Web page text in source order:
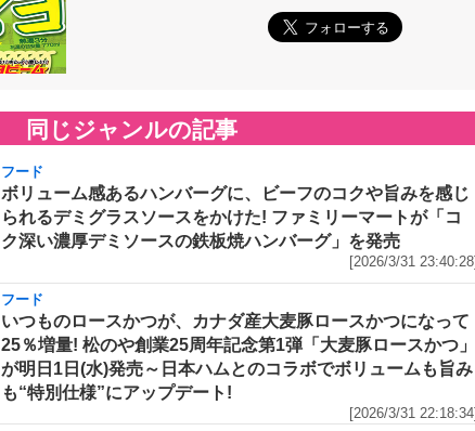
同じジャンルの記事
フード
ボリューム感あるハンバーグに、ビーフのコクや旨みを感じ
られるデミグラスソースをかけた! ファミリーマートが「コ
ク深い濃厚デミソースの鉄板焼ハンバーグ」を発売
[2026/3/31 23:40:28]
フード
いつものロースかつが、カナダ産大麦豚ロースかつになって
25％増量! 松のや創業25周年記念第1弾「大麦豚ロースかつ」
が明日1日(水)発売～日本ハムとのコラボでボリュームも旨み
も“特別仕様”にアップデート!
[2026/3/31 22:18:34]